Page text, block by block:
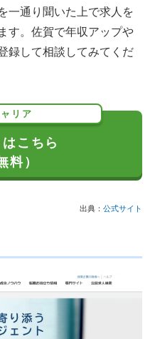
一通り聞いた上で求人を
す。佐賀で年収アップや
録して相談してみてくだ
リア
こちら
料）
出典： 公式サイト